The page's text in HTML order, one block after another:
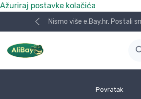
Ažuriraj postavke kolačića
Nismo više e.Bay.hr. Postali
Povratak